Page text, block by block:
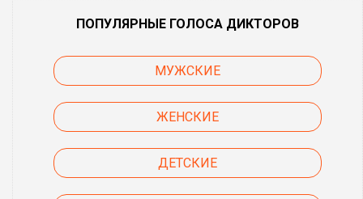
ПОПУЛЯРНЫЕ ГОЛОСА ДИКТОРОВ
МУЖСКИЕ
ЖЕНСКИЕ
ДЕТСКИЕ